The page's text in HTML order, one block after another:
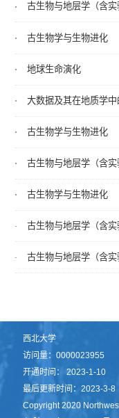
古生物与地层学（含实
古生物学与生物进化
地球生命演化
大数据及其在地质学中
古生物学与生物进化
古生物与地层学（含实
古生物学与生物进化
古生物与地层学（含实
古生物与地层学（含实
西北大学
访问量：0000023955
开通时间：2023-1-10
最后更新时间：2023-3-8
Copyright 2020